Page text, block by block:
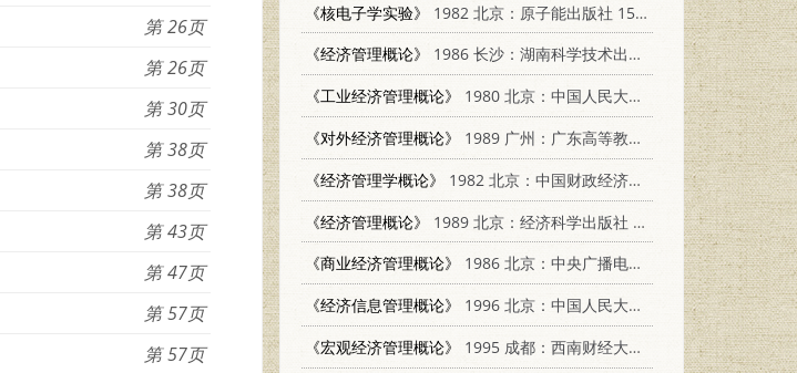
26
26
30
38
38
43
47
57
57
《核电子学实验》
1982 北京：原子能出版社 15175·379
《经济管理概论》
1986 长沙：湖南科学技术出版社 7535700837
《工业经济管理概论》
1980 北京：中国人民大学出版社 4011·411
《对外经济管理概论》
1989 广州：广东高等教育出版社 7536102461
《经济管理学概论》
1982 北京：中国财政经济出版社 4166·391
《经济管理概论》
1989 北京：经济科学出版社 7505802666
《商业经济管理概论》
1986 北京：中央广播电视大学出版社 4300·170
《经济信息管理概论》
1996 北京：中国人民大学出版社 7300021425
《宏观经济管理概论》
1995 成都：西南财经大学出版社 7810179128